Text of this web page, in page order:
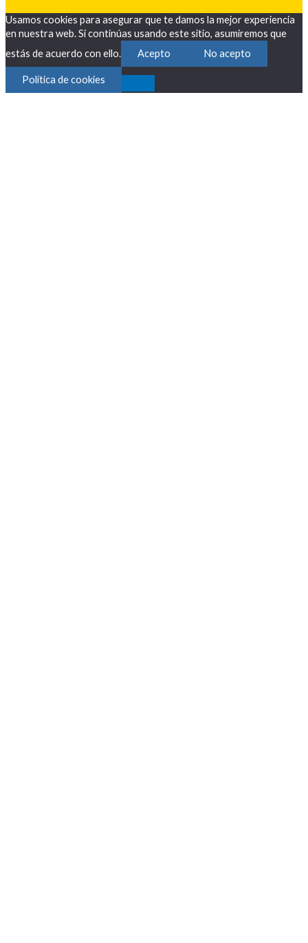
Usamos cookies para asegurar que te damos la mejor experiencia
en nuestra web. Si continúas usando este sitio, asumiremos que
estás de acuerdo con ello.
Acepto No acepto
Política de cookies